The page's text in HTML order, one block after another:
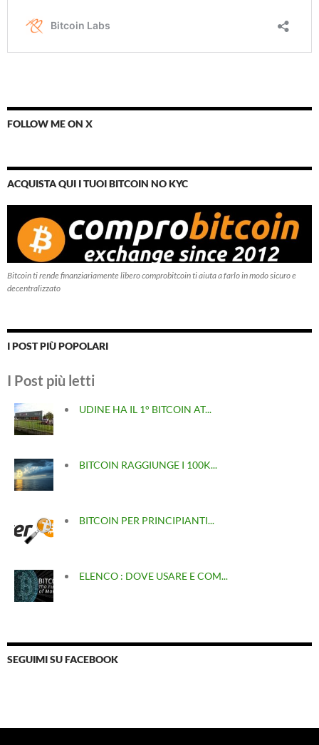
FOLLOW ME ON X
ACQUISTA QUI I TUOI BITCOIN NO KYC
Bitcoin ti rende finanziariamente libero comprobitcoin ti aiuta a farlo in modo sicuro e
decentralizzato
I POST PIÙ POPOLARI
I Post più letti
UDINE HA IL 1° BITCOIN AT...
BITCOIN RAGGIUNGE I 100K...
BITCOIN PER PRINCIPIANTI...
ELENCO : DOVE USARE E COM...
SEGUIMI SU FACEBOOK